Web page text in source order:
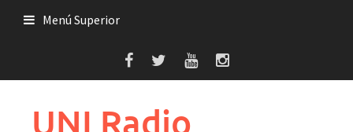
Menú Superior
UNI Radio